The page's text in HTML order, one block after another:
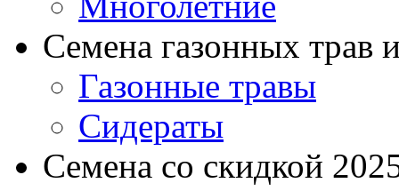
Семена газонных трав
Газонные травы
Сидераты
Семена со скидкой